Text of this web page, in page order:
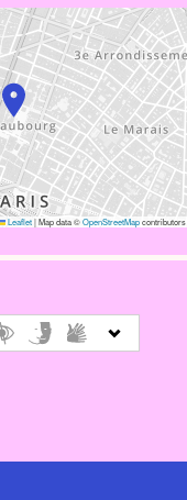
Leaflet|Map data ©OpenStreetMapcontributors